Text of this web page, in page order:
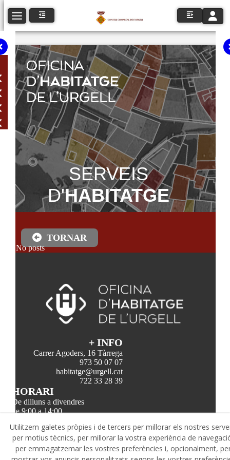
Toggle navigation Toggle
SERVEIS
D'HABITATGE
TORNAR
No posts
+ INFO
Carrer Agoders, 16 Tàrrega
973 50 07 07
habitatge@urgell.cat
722 33 28 39
HORARI
De dilluns a divendres
de 9:00 a 14:00
Utilitzem galetes pròpies i de tercers per millorar els nostres
per motius tècnics, per millorar la vostra experiència de
per emmagatzemar les vostres preferències i, opcionalment,